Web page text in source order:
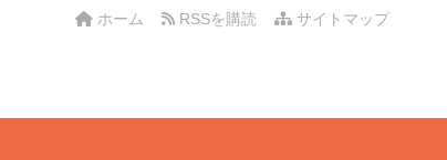
サイトマップ
RSSを購読
ホーム